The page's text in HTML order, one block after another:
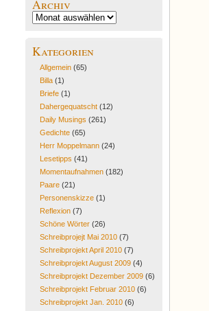
Archiv
Archiv
Kategorien
Allgemein(65)
Billa(1)
Briefe(1)
Dahergequatscht(12)
Daily Musings (261)
Gedichte(65)
Herr Moppelmann(24)
Lesetipps (41)
Momentaufnahmen(182)
Paare(21)
Personenskizze(1)
Reflexion(7)
Schöne Wörter(26)
Schreibprojejt Mai 2010(7)
Schreibprojekt April 2010(7)
Schreibprojekt August 2009(4)
Schreibprojekt Dezember 2009(6)
Schreibprojekt Februar 2010(6)
Schreibprojekt Jan. 2010(6)